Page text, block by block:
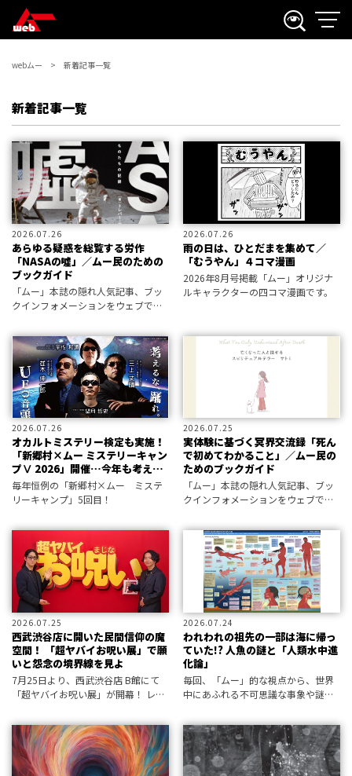
webムー 新着記事一覧
新着記事一覧
2026.07.26
あらゆる疑惑を総覧する労作
「NASAの噓」／ムー民のための
ブックガイド
「ムー」本誌の隠れ人気記事、ブッ
クインフォメーションをウェブで公
をお届けします。
2026.07.26
雨の日は、ひとだまを集めて／
「むうやん」４コマ漫画
2026年8月号掲載「ムー」オリジナ
ルキャラクターの四コマ漫画です。
2026.07.26
オカルトミステリー検定も実施！
「新郷村×ムー ミステリーキャン
プⅤ 2026」開催…今年も考える
な、踊れ！（2026.9.12）
毎年恒例の「新郷村×ムー ミステ
リーキャンプ」5回目！
2026.07.25
実体験に基づく冥界交流録「死ん
で初めてわかること」／ムー民の
ためのブックガイド
「ムー」本誌の隠れ人気記事、ブッ
クインフォメーションをウェブで公
をお届けします。
2026.07.25
西武渋谷店に開いた民間信仰の魔
空間！ 「超ヤバイお呪い展」で願
いと怨念の境界線を見よ
7月25日より、西武渋谷店 B館にて
「超ヤバイお呪い展」が開幕！ レセ
験できたので、見どころをレポート
しよう。
2026.07.24
われわれの祖先の一部は海に帰っ
ていた!? 人魚の謎と「人類水中進
化論」
毎回、「ムー」的な視点から、世界
中にあふれる不可思議な事象や謎め
ィア。 今回は、古代から世界各地で
目撃された人魚の存在と、人類がか
つて海中で進化したという大胆な仮
説を取